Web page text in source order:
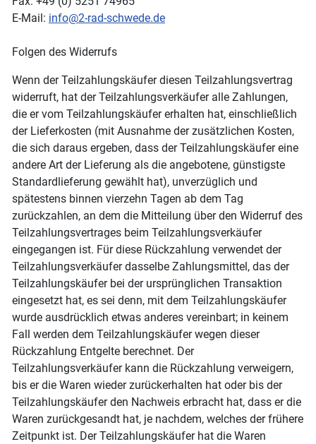
E-Mail: info@2-rad-schwede.de
Folgen des Widerrufs
Wenn der Teilzahlungskäufer diesen Teilzahlungsvertrag
widerruft, hat der Teilzahlungsverkäufer alle Zahlungen,
die er vom Teilzahlungskäufer erhalten hat, einschließlich
der Lieferkosten (mit Ausnahme der zusätzlichen Kosten,
die sich daraus ergeben, dass der Teilzahlungskäufer eine
andere Art der Lieferung als die angebotene, günstigste
Standardlieferung gewählt hat), unverzüglich und
spätestens binnen vierzehn Tagen ab dem Tag
zurückzahlen, an dem die Mitteilung über den Widerruf des
Teilzahlungsvertrages beim Teilzahlungsverkäufer
eingegangen ist. Für diese Rückzahlung verwendet der
Teilzahlungsverkäufer dasselbe Zahlungsmittel, das der
Teilzahlungskäufer bei der ursprünglichen Transaktion
eingesetzt hat, es sei denn, mit dem Teilzahlungskäufer
wurde ausdrücklich etwas anderes vereinbart; in keinem
Fall werden dem Teilzahlungskäufer wegen dieser
Rückzahlung Entgelte berechnet. Der
Teilzahlungsverkäufer kann die Rückzahlung verweigern,
bis er die Waren wieder zurückerhalten hat oder bis der
Teilzahlungskäufer den Nachweis erbracht hat, dass er die
Waren zurückgesandt hat, je nachdem, welches der frühere
Zeitpunkt ist. Der Teilzahlungskäufer hat die Waren